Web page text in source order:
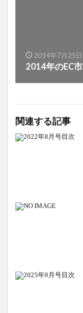
2014年7月25日
2014年のEC
関連する記事